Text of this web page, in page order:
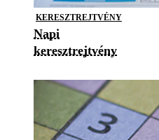
KERESZTREJTVÉNY
Napi
keresztrejtvény